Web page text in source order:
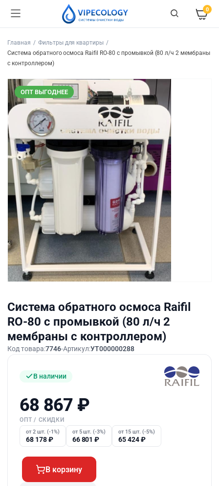
0
Главная
Фильтры для квартиры
Система обратного осмоса Raifil RO-80 с промывкой (80 л/ч 2 мембраны
с контроллером)
ОПТ ВЫГОДНЕЕ
Система обратного осмоса Raifil
RO-80 с промывкой (80 л/ч 2
мембраны с контроллером)
Код товара:7746 Артикул:УТ000000288
В наличии
68 867 ₽
ОПТ / СКИДКИ
от 2 шт. (-1%)
68 178₽
от 5 шт. (-3%)
66 801₽
от 15 шт. (-5%)
65 424₽
В корзину